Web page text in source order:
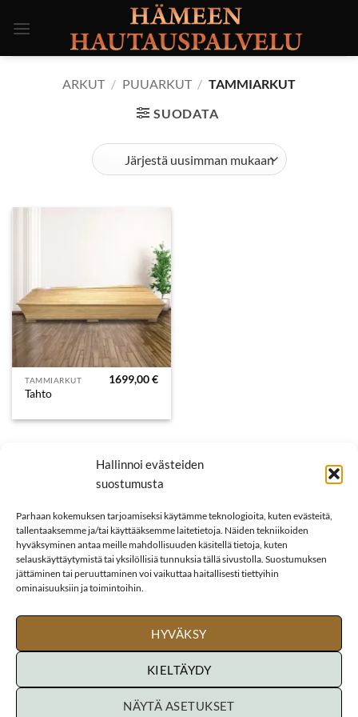
Hallinnoi evästeiden
suostumusta
Parhaan kokemuksen tarjoamiseksi käytämme teknologioita, kuten evästeitä,
tallentaaksemme ja/tai käyttääksemme laitetietoja. Näiden tekniikoiden
hyväksyminen antaa meille mahdollisuuden käsitellä tietoja, kuten
selauskäyttäytymistä tai yksilöllisiä tunnuksia tällä sivustolla. Suostumuksen
jättäminen tai peruuttaminen voi vaikuttaa haitallisesti tiettyihin
ominaisuuksiin ja toimintoihin.
HYVÄKSY
KIELTÄYDY
NÄYTÄ ASETUKSET
ARKUT / PUUARKUT / TAMMIARKUT
SUODATA
TAMMIARKUT
Tahto
1699,00€